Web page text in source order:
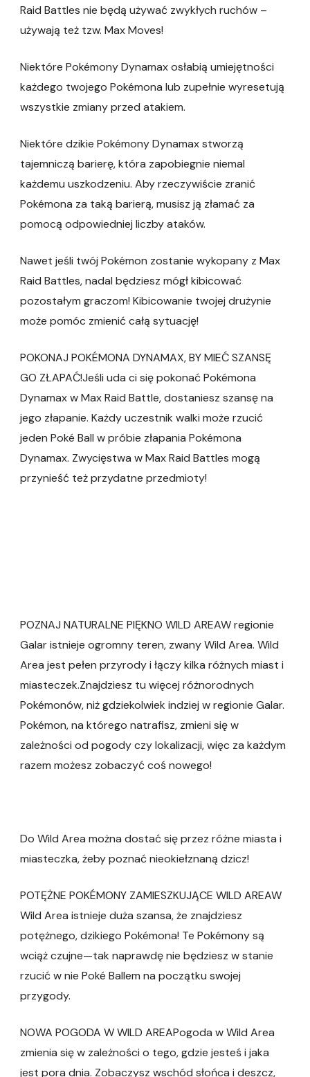
Raid Battles nie będą używać zwykłych ruchów –
używają też tzw. Max Moves!
Niektóre Pokémony Dynamax osłabią umiejętności
każdego twojego Pokémona lub zupełnie wyresetują
wszystkie zmiany przed atakiem.
Niektóre dzikie Pokémony Dynamax stworzą
tajemniczą barierę, która zapobiegnie niemal
każdemu uszkodzeniu. Aby rzeczywiście zranić
Pokémona za taką barierą, musisz ją złamać za
pomocą odpowiedniej liczby ataków.
Nawet jeśli twój Pokémon zostanie wykopany z Max
Raid Battles, nadal będziesz mógł kibicować
pozostałym graczom! Kibicowanie twojej drużynie
może pomóc zmienić całą sytuację!
POKONAJ POKÉMONA DYNAMAX, BY MIEĆ SZANSĘ
GO ZŁAPAĆ!Jeśli uda ci się pokonać Pokémona
Dynamax w Max Raid Battle, dostaniesz szansę na
jego złapanie. Każdy uczestnik walki może rzucić
jeden Poké Ball w próbie złapania Pokémona
Dynamax. Zwycięstwa w Max Raid Battles mogą
przynieść też przydatne przedmioty!
POZNAJ NATURALNE PIĘKNO WILD AREAW regionie
Galar istnieje ogromny teren, zwany Wild Area. Wild
Area jest pełen przyrody i łączy kilka różnych miast i
miasteczek.Znajdziesz tu więcej różnorodnych
Pokémonów, niż gdziekolwiek indziej w regionie Galar.
Pokémon, na którego natrafisz, zmieni się w
zależności od pogody czy lokalizacji, więc za każdym
razem możesz zobaczyć coś nowego!
Do Wild Area można dostać się przez różne miasta i
miasteczka, żeby poznać nieokiełznaną dzicz!
POTĘŻNE POKÉMONY ZAMIESZKUJĄCE WILD AREAW
Wild Area istnieje duża szansa, że znajdziesz
potężnego, dzikiego Pokémona! Te Pokémony są
wciąż czujne—tak naprawdę nie będziesz w stanie
rzucić w nie Poké Ballem na początku swojej
przygody.
NOWA POGODA W WILD AREAPogoda w Wild Area
zmienia się w zależności o tego, gdzie jesteś i jaka
jest pora dnia. Zobaczysz wschód słońca i deszcz,